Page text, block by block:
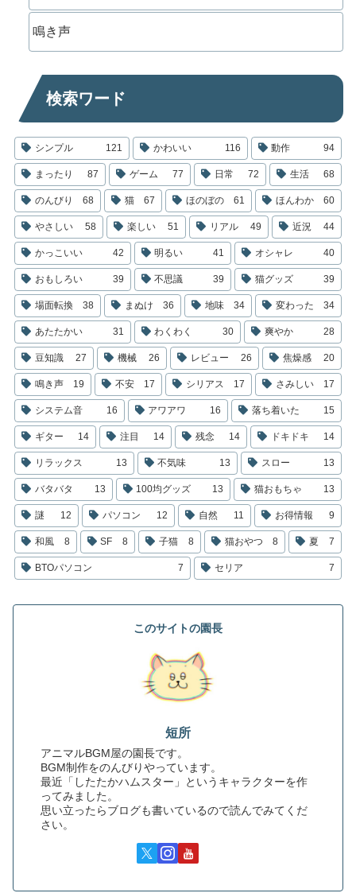
鳴き声
検索ワード
シンプル 121 かわいい 116 動作 94
まったり 87 ゲーム 77 日常 72 生活 68
のんびり 68 猫 67 ほのぼの 61 ほんわか 60
やさしい 58 楽しい 51 リアル 49 近況 44
かっこいい 42 明るい 41 オシャレ 40
おもしろい 39 不思議 39 猫グッズ 39
場面転換 38 まぬけ 36 地味 34 変わった 34
あたたかい 31 わくわく 30 爽やか 28
豆知識 27 機械 26 レビュー 26 焦燥感 20
鳴き声 19 不安 17 シリアス 17 さみしい 17
システム音 16 アワアワ 16 落ち着いた 15
ギター 14 注目 14 残念 14 ドキドキ 14
リラックス 13 不気味 13 スロー 13
バタバタ 13 100均グッズ 13 猫おもちゃ 13
謎 12 パソコン 12 自然 11 お得情報 9
和風 8 SF 8 子猫 8 猫おやつ 8 夏 7
BTOパソコン 7 セリア 7
このサイトの園長
短所
アニマルBGM屋の園長です。
BGM制作をのんびりやっています。
最近「したたかハムスター」というキャラクターを作
ってみました。
思い立ったらブログも書いているので読んでみてくだ
さい。